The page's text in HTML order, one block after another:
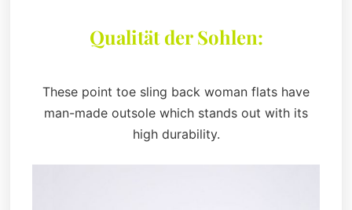
Qualität der Sohlen:
These point toe sling back woman flats have
man-made outsole which stands out with its
high durability.